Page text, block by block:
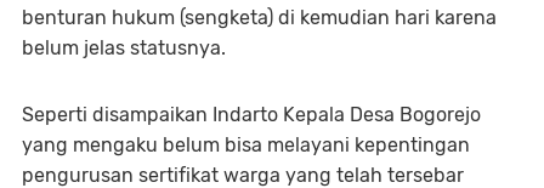
benturan hukum (sengketa) di kemudian hari karena
belum jelas statusnya.
Seperti disampaikan Indarto Kepala Desa Bogorejo
yang mengaku belum bisa melayani kepentingan
pengurusan sertifikat warga yang telah tersebar